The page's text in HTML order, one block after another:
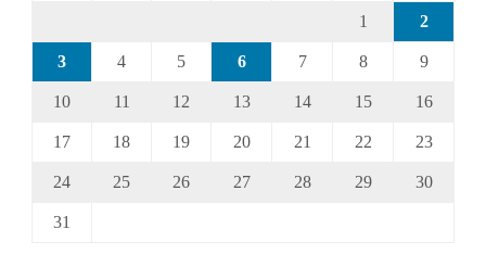
1 2
3 4 5 6 7 8 9
10 11 12 13 14 15 16
17 18 19 20 21 22 23
24 25 26 27 28 29 30
31